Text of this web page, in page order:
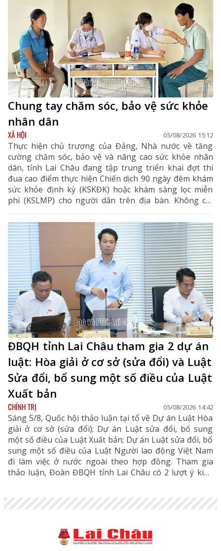
sáng tạo và chuyển đổi số.
Chung tay chăm sóc, bảo vệ sức khỏe
nhân dân
XÃ HỘI 05/08/2026 15:12
Thực hiện chủ trương của Đảng, Nhà nước về tăng
cường chăm sóc, bảo vệ và nâng cao sức khỏe nhân
dân, tỉnh Lai Châu đang tập trung triển khai đợt thi
đua cao điểm thực hiện Chiến dịch 90 ngày đêm khám
sức khỏe định kỳ (KSKĐK) hoặc khám sàng lọc miễn
phí (KSLMP) cho người dân trên địa bàn. Không chỉ
góp phần phát hiện sớm bệnh tật, nâng cao chất
lượng chăm sóc sức khỏe (CSSK) ban đầu, chương
trình còn lan tỏa tinh thần trách nhiệm, y đức và sự
tận tâm của đội ngũ cán bộ y tế, hướng tới mục tiêu
mọi người dân đều được tiếp cận dịch vụ y tế công
bằng, chất lượng và nhân văn.
ĐBQH tỉnh Lai Châu tham gia 2 dự án
luật: Hòa giải ở cơ sở (sửa đổi) và Luật
Sửa đổi, bổ sung một số điều của Luật
Xuất bản
CHÍNH TRỊ 05/08/2026 14:42
Sáng 5/8, Quốc hội thảo luận tại tổ về Dự án Luật Hòa
giải ở cơ sở (sửa đổi); Dự án Luật sửa đổi, bổ sung
một số điều của Luật Xuất bản; Dự án Luật sửa đổi, bổ
sung một số điều của Luật Người lao động Việt Nam
đi làm việc ở nước ngoài theo hợp đồng. Tham gia
thảo luận, Đoàn ĐBQH tỉnh Lai Châu có 2 lượt ý kiến